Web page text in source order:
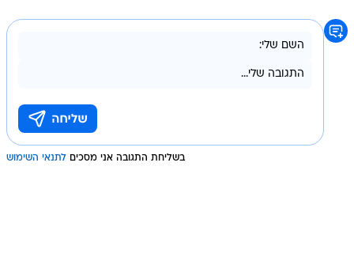
בשליחת התגובה אני מסכים לתנאי השימוש